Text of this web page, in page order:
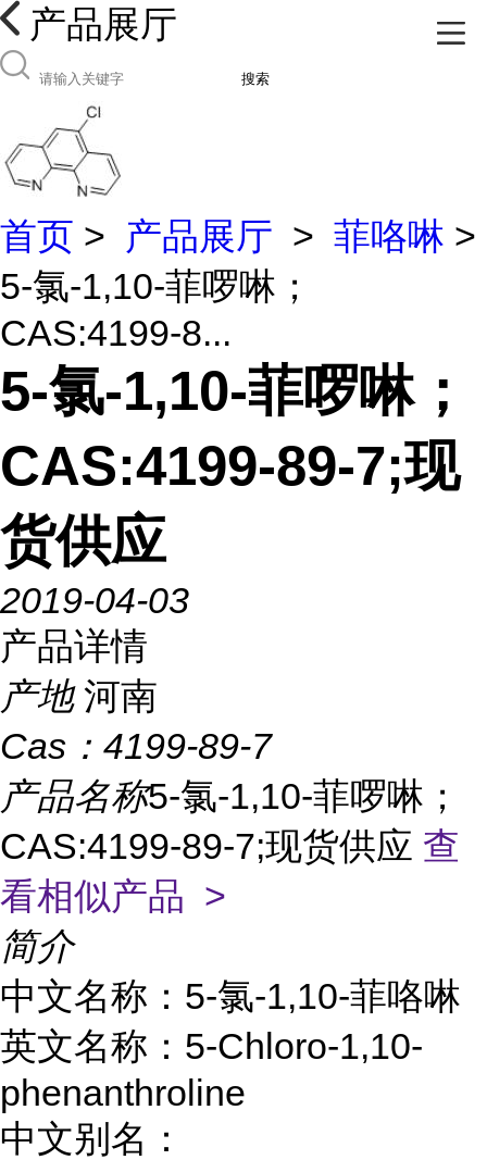
产品展厅
搜索
首页 > 产品展厅 > 菲咯啉 >
5-氯-1,10-菲啰啉；
CAS:4199-8...
5-氯-1,10-菲啰啉；
CAS:4199-89-7;现
货供应
2019-04-03
产品详情
产地 河南
Cas： 4199-89-7
产品名称5-氯-1,10-菲啰啉；
CAS:4199-89-7;现货供应 查
看相似产品 >
简介
中文名称：5-氯-1,10-菲咯啉
英文名称：5-Chloro-1,10-
phenanthroline
中文别名：